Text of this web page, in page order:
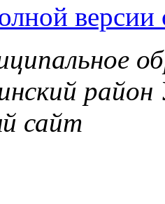
версии
район
сайт